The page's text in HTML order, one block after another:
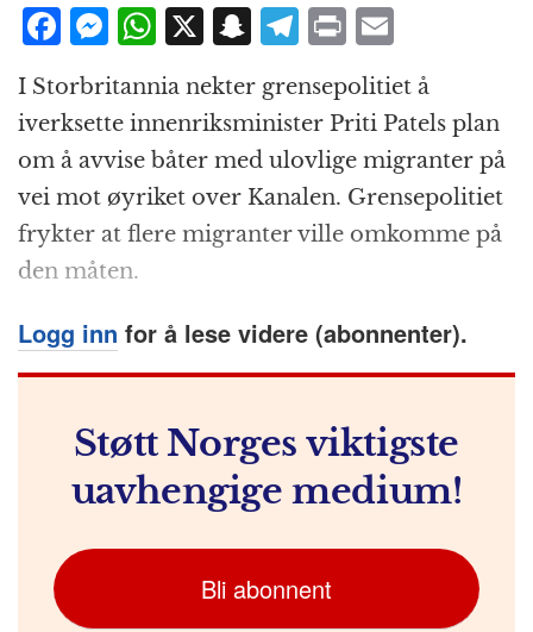
F
a
c
e
b
o
o
k
M
e
ss
e
n
g
e
r
W
h
at
s
A
p
p
X S
a
p
c
h
at
T
e
g
r
a
m
P
ri
n
t
m
ai
l
I Storbritannia nekter grense­politiet å
iverksette innenriks­minister Priti Patels plan
om å avvise båter med ulovlige migranter på
vei mot øyriket over Kanalen. Grense­politiet
frykter at flere migranter ville omkomme på
den måten.
Logg inn for å lese videre (abonnenter).
Støtt Norges viktigste
uavhengige medium!
Bli abonnent